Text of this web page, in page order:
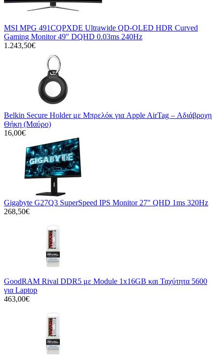
MSI MPG 491CQPXDE Ultrawide QD-OLED HDR Curved
Gaming Monitor 49" DQHD 0.03ms 240Hz
1.243,50€
Belkin Secure Holder με Μπρελόκ για Apple AirTag – Αδιάβροχη
Θήκη (Μαύρο)
16,00€
Gigabyte G27Q3 SuperSpeed IPS Monitor 27" QHD 1ms 320Hz
268,50€
GoodRAM Rival DDR5 με Module 1x16GB και Ταχύτητα 5600
για Laptop
463,00€